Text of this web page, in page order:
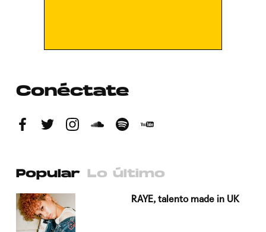
Conéctate
Popular Lo último
RAYE, talento made in UK